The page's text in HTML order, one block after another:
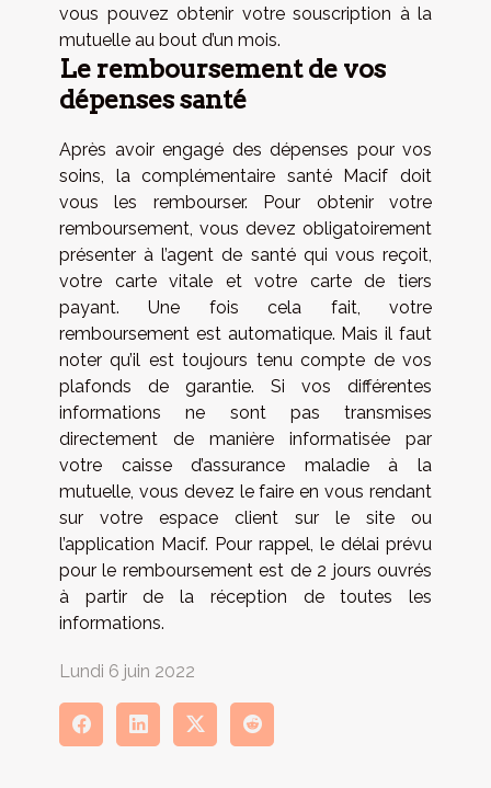
vous pouvez obtenir votre souscription à la
mutuelle au bout d’un mois.
Le remboursement de vos
dépenses santé
Après avoir engagé des dépenses pour vos
soins, la complémentaire santé Macif doit
vous les rembourser. Pour obtenir votre
remboursement, vous devez obligatoirement
présenter à l’agent de santé qui vous reçoit,
votre carte vitale et votre carte de tiers
payant. Une fois cela fait, votre
remboursement est automatique. Mais il faut
noter qu’il est toujours tenu compte de vos
plafonds de garantie. Si vos différentes
informations ne sont pas transmises
directement de manière informatisée par
votre caisse d’assurance maladie à la
mutuelle, vous devez le faire en vous rendant
sur votre espace client sur le site ou
l’application Macif. Pour rappel, le délai prévu
pour le remboursement est de 2 jours ouvrés
à partir de la réception de toutes les
informations.
Lundi 6 juin 2022